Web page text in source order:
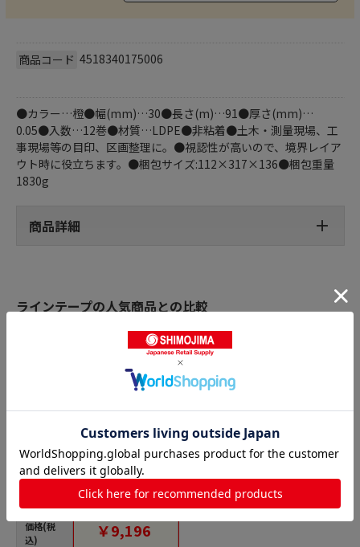
商品コード 4518340175006
●カラー…橙●幅(mm)…30●長さ(m)…91●厚さ(mm)…
0.05●入数…12巻●材質…LDPE●非粘着●土木・測量現場、工
事現場等の目印、区画整理に。●視認性が高いので、境界レイア
ウト時に役立ちます。●梱包サイズ:112×317×136●梱包重量
1830g
商品詳細
ラインテープの人気商品との比較
商品名
価格(税
込)
エスコ EA983DB-53B
30mmx91mマーキン
グテープ(非粘着/橙/1
2巻) 1個（ご注文単位
1個）【直送品】
￥9,196